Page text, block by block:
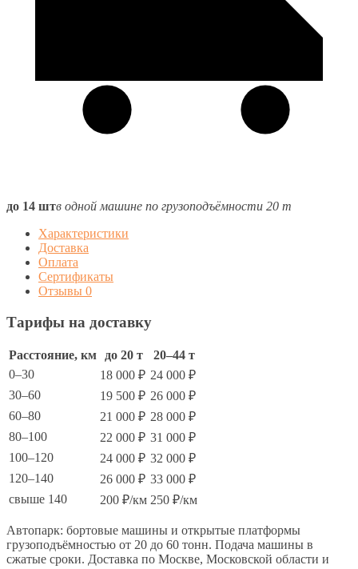
до 14 штв одной машине по грузоподъёмности 20 т
Характеристики
Доставка
Оплата
Сертификаты
Отзывы 0
Тарифы на доставку
Расстояние, км до 20 т
20–44 т
0–30
18 000 ₽ 24 000 ₽
30–60
19 500 ₽ 26 000 ₽
60–80
21 000 ₽ 28 000 ₽
80–100
22 000 ₽ 31 000 ₽
100–120
24 000 ₽ 32 000 ₽
120–140
26 000 ₽ 33 000 ₽
свыше 140
200 ₽/км 250 ₽/км
Автопарк: бортовые машины и открытые платформы
грузоподъёмностью от 20 до 60 тонн. Подача машины в
сжатые сроки. Доставка по Москве, Московской области и